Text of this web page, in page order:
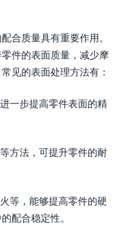
合质量具有重要作用。
件的表面质量，减少摩
见的表面处理方法有：
一步提高零件表面的精
方法，可提升零件的耐
等，能够提高零件的硬
配合稳定性。